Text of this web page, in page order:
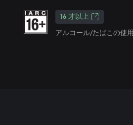
16 才以上
アルコール/たばこの使用